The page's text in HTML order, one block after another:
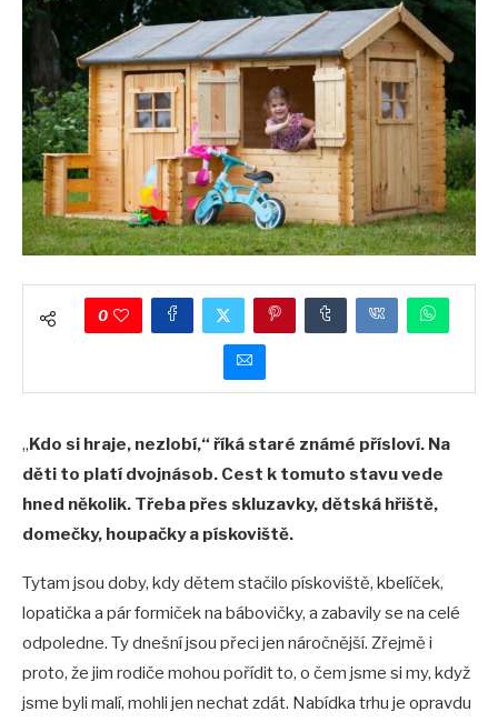
0
„Kdo si hraje, nezlobí,“ říká staré známé přísloví. Na
děti to platí dvojnásob. Cest k tomuto stavu vede
hned několik. Třeba přes skluzavky, dětská hřiště,
domečky, houpačky a pískoviště.
Tytam jsou doby, kdy dětem stačilo pískoviště, kbelíček,
lopatička a pár formiček na bábovičky, a zabavily se na celé
odpoledne. Ty dnešní jsou přeci jen náročnější. Zřejmě i
proto, že jim rodiče mohou pořídit to, o čem jsme si my, když
jsme byli malí, mohli jen nechat zdát. Nabídka trhu je opravdu